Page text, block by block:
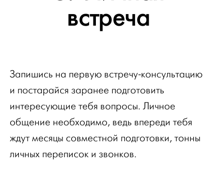
встреча
Запишись на первую встречу-консультацию
и постарайся заранее подготовить
интересующие тебя вопросы. Личное
общение необходимо, ведь впереди тебя
ждут месяцы совместной подготовки, тонны
личных переписок и звонков.